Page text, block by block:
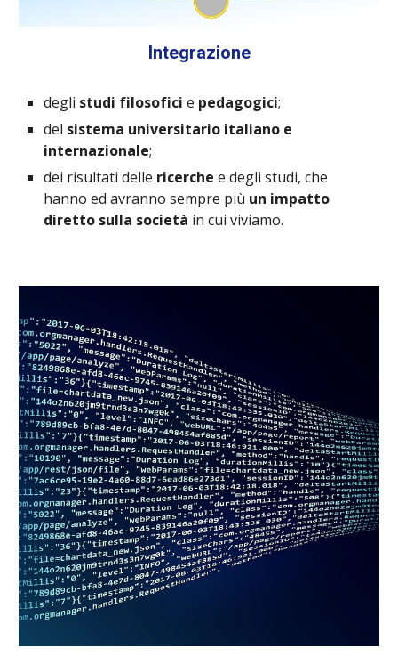
Integrazione
degli studi filosofici e pedagogici;
del sistema universitario italiano e
internazionale;
dei risultati delle ricerchee degli studi, che
hanno ed avranno sempre più un impatto
diretto sulla società in cui viviamo.